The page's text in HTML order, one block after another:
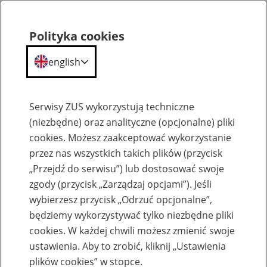
Patronaty ZUS
22 February
2024
Polityka cookies
english
Serwisy ZUS wykorzystują techniczne
(niezbędne) oraz analityczne (opcjonalne) pliki
cookies. Możesz zaakceptować wykorzystanie
przez nas wszystkich takich plików (przycisk
„Przejdź do serwisu”) lub dostosować swoje
zgody (przycisk „Zarządzaj opcjami”). Jeśli
wybierzesz przycisk „Odrzuć opcjonalne”,
będziemy wykorzystywać tylko niezbędne pliki
cookies. W każdej chwili możesz zmienić swoje
ustawienia. Aby to zrobić, kliknij „Ustawienia
plików cookies” w stopce.